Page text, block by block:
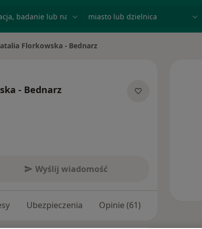
Florkowska - Bednarz
- Bednarz
Wyślij wiadomość
Ubezpieczenia Opinie (61)